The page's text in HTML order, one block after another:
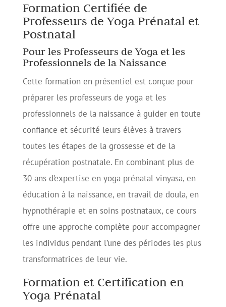
Formation Certifiée de
Professeurs de Yoga Prénatal et
Postnatal
Pour les Professeurs de Yoga et les
Professionnels de la Naissance
Cette formation en présentiel est conçue pour
préparer les professeurs de yoga et les
professionnels de la naissance à guider en toute
confiance et sécurité leurs élèves à travers
toutes les étapes de la grossesse et de la
récupération postnatale. En combinant plus de
30 ans d’expertise en yoga prénatal vinyasa, en
éducation à la naissance, en travail de doula, en
hypnothérapie et en soins postnataux, ce cours
offre une approche complète pour accompagner
les individus pendant l’une des périodes les plus
transformatrices de leur vie.
Formation et Certification en
Yoga Prénatal